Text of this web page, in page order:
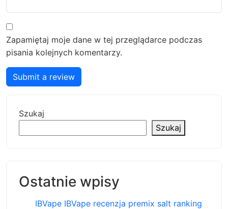
Zapamiętaj moje dane w tej przeglądarce podczas
pisania kolejnych komentarzy.
Submit a review
Szukaj
Szukaj
Ostatnie wpisy
IBVape IBVape recenzja premix salt ranking